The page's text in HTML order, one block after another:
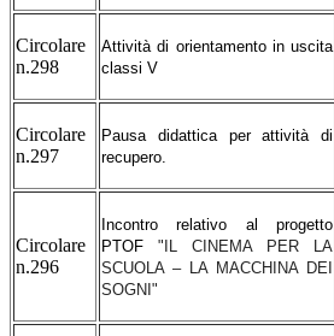
Circolare
n.298
Attività di orientamento in uscita
classi V
Circolare
n.297
Pausa didattica per attività di
recupero.
Circolare
n.296
Incontro relativo al progetto
PTOF "IL CINEMA PER LA
SCUOLA – LA MACCHINA DEI
SOGNI"